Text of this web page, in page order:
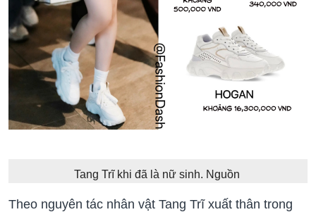
Tang Trĩ khi đã là nữ sinh. Nguồn
Theo nguyên tác nhân vật Tang Trĩ xuất thân trong